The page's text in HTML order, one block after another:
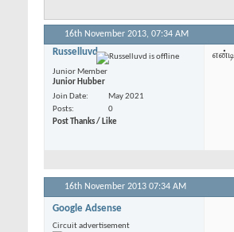
16th November 2013, 07:34 AM
Russelluvd
Junior Member
Junior Hubber
Join Date
May 2021
Posts
0
Post Thanks / Like
16th November 2013 07:34 AM
Google Adsense
Circuit advertisement